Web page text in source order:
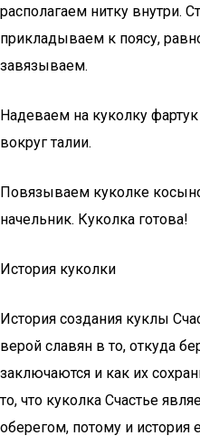
располагаем нитку внутри.
прикладываем к поясу,
завязываем.
Надеваем на куколку
вокруг талии.
Повязываем куколке
начельник. Куколка готова!
История куколки
История создания куклы
верой славян в то, откуда
заключаются и как их
то, что куколка Счастье
оберегом, потому и история